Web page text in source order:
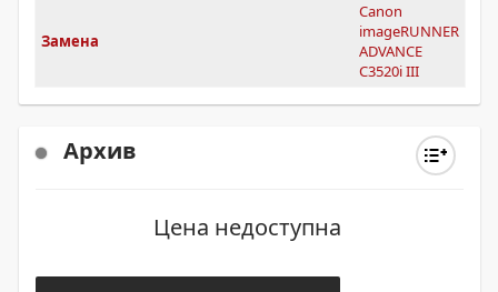
Замена
Canon
imageRUNNER
ADVANCE
C3520i III
Архив
Цена недоступна